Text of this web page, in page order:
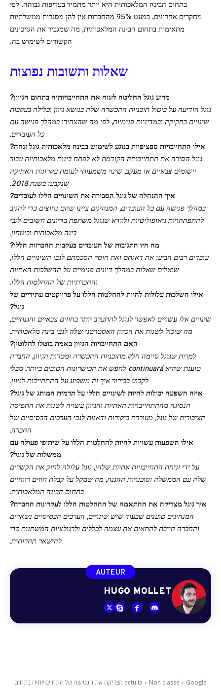
בתחום הבינה המלאכותית היא יותר מתמיד בעדיפות גבוהה. לפי
מחקרים אחרונים, כמעט 95% מהחברות אין להן מסגרות ממשלתיות
מתאימות בתחום הבינה המלאכותית, מה שמגביר את הסיכונים
הקשורים לשימוש בה.
שאלות ותשובות נפוצות
מדוע גוגל החליטה לזנוח את התחייבויותיה בתחום הגיוון?
גוגל הודיעה על ביטול תוכניות ההכשרה שלה בנושא גיוון וכלילה בעקבות
שינויים בחקיקה ובמדיניות פנימיות, לפי מה שהצהירו במהלך פגישה עם
כל העובדים.
אילו התחייבויות ספציפיות בנוגע לשימוש בבינה מלאכותית גוגל זנחה?
גוגל הסירה את התחייבותה הקודמת לא לפתח בינות מלאכותיות עבור
יישומים צבאיים או מעקב, שינוי משמעותי לעומת עקרונות האתיקה
שנקבעו בשנת 2018.
איך ההנהלה של גוגל הסבירה את השינויים הללו לעובדים?
במהלך פגישה עם כל העובדים, המנהיגים ציינו שהם נחוצים כדי להגיב
להתפתחויות גיאופוליטיות ולוודא שגוגל משתפת בדיונים חשובים לגבי
בינה מלאכותית וביטחון.
מה היו התגובות של העובדים בעקבות ההכרזות הללו?
עובדים רבים הביעו את דאגתם ואת חוסר הסכמתם לגבי השינויים הללו,
שואלים שאלות במהלך דיונים פנימיים על ההשלכות האתיות
והחברתיות של ההחלטות הללו.
אילו השלכות עלולות להיות להחלטות הללו על פרויקטים עתידיים של
גוגל?
שינויים אלו עשויים לאפשר לגוגל להתערב יותר בחוזים צבאיים והגנתיים,
מה שיכול לשנות את הכיוון האסטרטגי שלה לגבי בינה מלאכותית.
האם התחייבויות הגיוון באמת בוטלו לחלוטין?
למרות שגוגל סיימה חלק מתוכניות ההכשרה ומטרות הגיוון, החברה
טוענת שהיא continuará לחפש את הכישרונות הטובים ביותר, מבלי
לקבוע בבירור איך זה משפיע על ההתחייבות לגיוון.
איזה השפעה יכולות להיות לשינויים הללו על תדמית המותג של גוגל?
הנסיגה מההתחייבויות האתיות והגיוון עשויה לשנות את התפיסה
הציבורית של גוגל, מעוררת ביקורות ודאגות לגבי הערכים הבסיסיים של
החברה.
אילו השפעות עשויות להיות להחלטות הללו על שיתופי פעולה עם
ממשלות של גוגל?
על ידי זניחת התחייבויות אתיות שלהן, גוגל עלולה לחזק את הקשרים
שלה עם הממשלה וסוכנויות ההגנה, מה שמקל על קבלת חוזים רווחיים
בתחום הבינה המלאכותית.
איך גוגל מצדיקה את ההתאמה של ההחלטות הללו לעקרונות החברה?
המנהיגים טוענים שבעוד שיש שינויים, הערכים הבסיסיים נשארים
והחברה חייבת להתאים את עצמה לכללים ולרגולציות המשתנות כדי
להישאר תחרותית.
AUTEUR
HUGO MOLLET
actu.ia Non classé
Google מצדיקה את הנטישה של התחייבויותיה בתחום